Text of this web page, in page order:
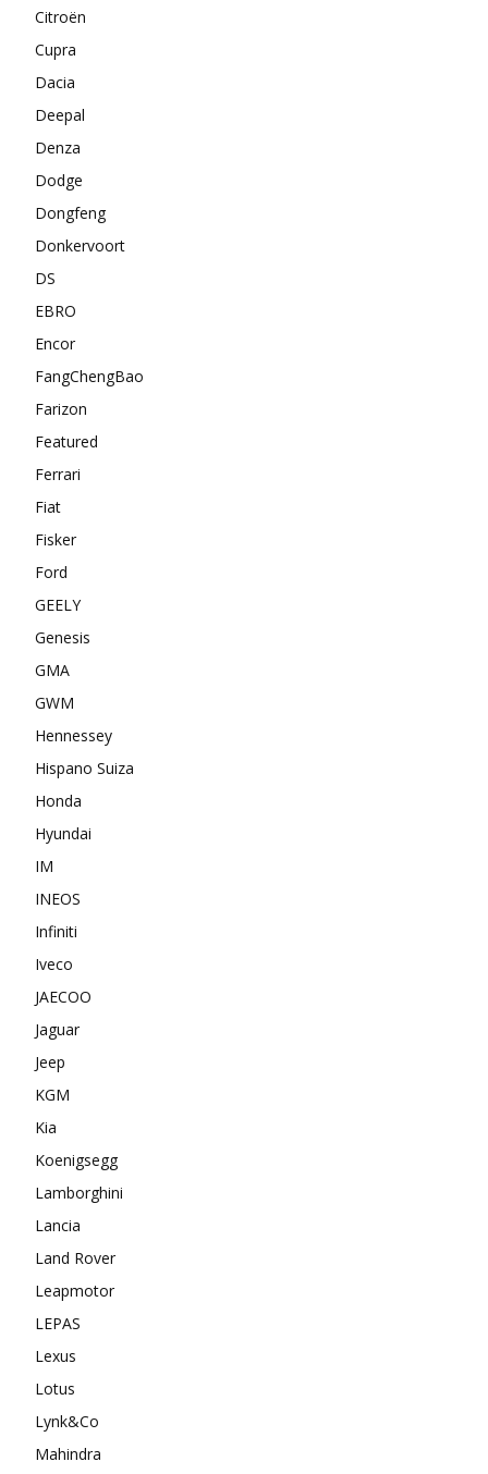
Citroën
Cupra
Dacia
Deepal
Denza
Dodge
Dongfeng
Donkervoort
DS
EBRO
Encor
FangChengBao
Farizon
Featured
Ferrari
Fiat
Fisker
Ford
GEELY
Genesis
GMA
GWM
Hennessey
Hispano Suiza
Honda
Hyundai
IM
INEOS
Infiniti
Iveco
JAECOO
Jaguar
Jeep
KGM
Kia
Koenigsegg
Lamborghini
Lancia
Land Rover
Leapmotor
LEPAS
Lexus
Lotus
Lynk&Co
Mahindra